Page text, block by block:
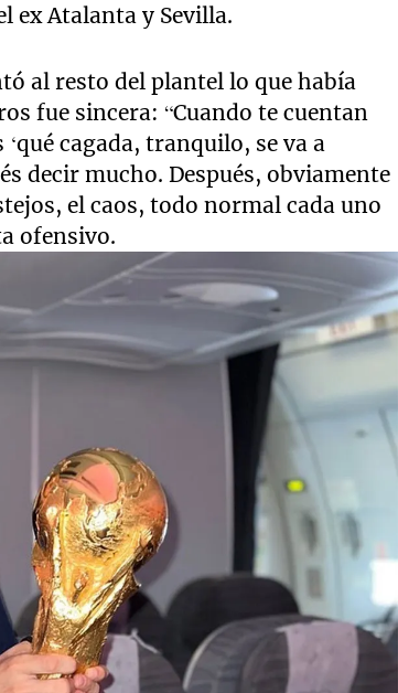
ex Atalanta y Sevilla.
al resto del plantel lo que había
fue sincera: “Cuando te cuentan
cagada, tranquilo, se va a
decir mucho. Después, obviamente
el caos, todo normal cada uno
ofensivo.